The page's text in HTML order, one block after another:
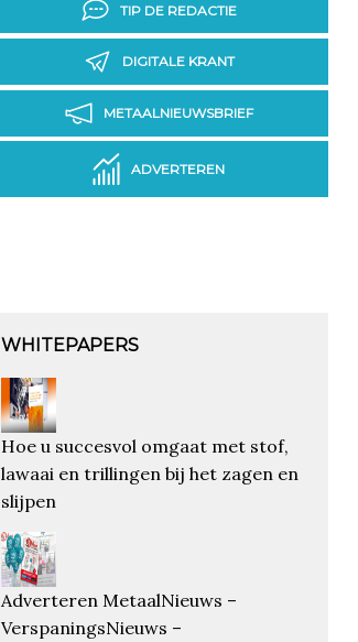
TIP DE REDACTIE
DIGITALE KRANT
METAALNIEUWSBRIEF
ADVERTEREN
WHITEPAPERS
Hoe u succesvol omgaat met stof,
lawaai en trillingen bij het zagen en
slijpen
Adverteren MetaalNieuws –
VerspaningsNieuws –